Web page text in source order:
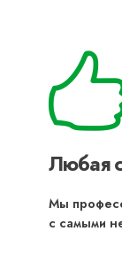
Любая
Мы
с самыми